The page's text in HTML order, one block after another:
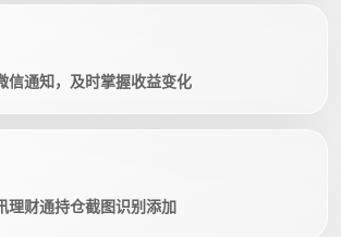
信通知，及时掌握收益变化
理财通持仓截图识别添加